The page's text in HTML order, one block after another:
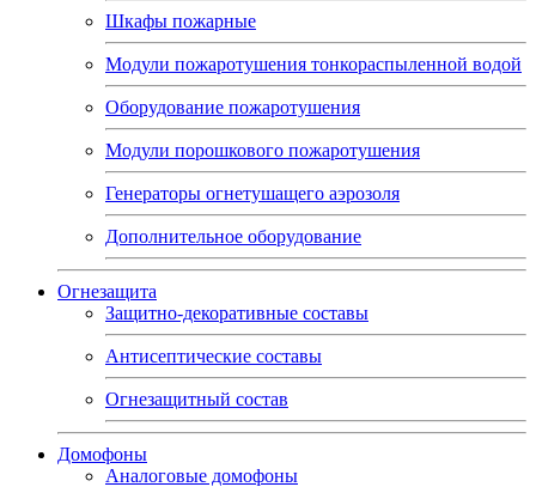
Шкафы пожарные
Модули пожаротушения тонкораспыленной водой
Оборудование пожаротушения
Модули порошкового пожаротушения
Генераторы огнетушащего аэрозоля
Дополнительное оборудование
Огнезащита
Защитно-декоративные составы
Антисептические составы
Огнезащитный состав
Домофоны
Аналоговые домофоны